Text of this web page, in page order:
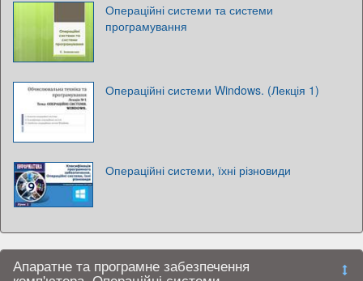
Операційні системи та системи
програмування
Операційні системи Windows. (Лекція 1)
Операційні системи, їхні різновиди
Апаратне та програмне забезпечення